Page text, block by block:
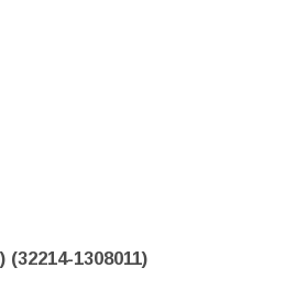
1308011)